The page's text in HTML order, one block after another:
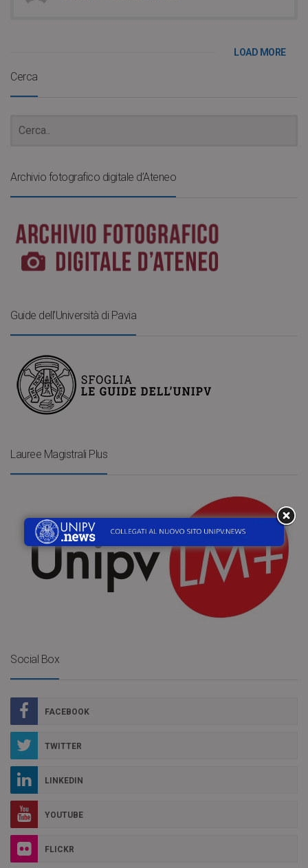
LOAD MORE
Cerca
Archivio fotografico digitale d’Ateneo
Guide dell’Università di Pavia
Lauree Magistrali Plus
Social Box
FACEBOOK
TWITTER
LINKEDIN
YOUTUBE
FLICKR